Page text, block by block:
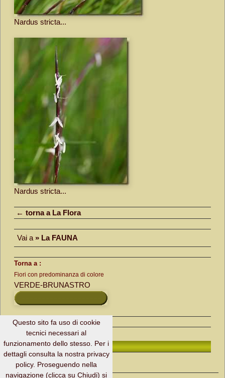
Nardus stricta...
Nardus stricta...
← torna a La Flora
Vai a » La FAUNA
Torna a :
Fiori con predominanza di colore
VERDE-BRUNASTRO
H. Page ↑
Questo sito fa uso di cookie
tecnici necessari al
funzionamento dello stesso. Per i
dettagli consulta la nostra privacy
policy. Proseguendo nella
navigazione (clicca su Chiudi) si